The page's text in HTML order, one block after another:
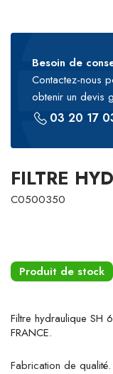
Besoin de
Contactez-nous
obtenir un devis
03 20 17
FILTRE
C0500350
Produit de stock
Filtre hydraulique SH
FRANCE.
Fabrication de